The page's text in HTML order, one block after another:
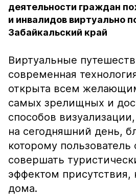
деятельности граждан
и инвалидов виртуально
Забайкальский край
Виртуальные
современная
открыта всем
самых зрелищных и
способов
на сегодняшний день,
которому пользователь
совершать
эффектом присутствия,
дома.